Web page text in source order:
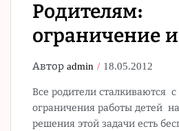
Родителям:
ограничение
Авторadmin 18.05.2012
Все родители сталкиваются
ограничения работы детей
решения этой задачи есть